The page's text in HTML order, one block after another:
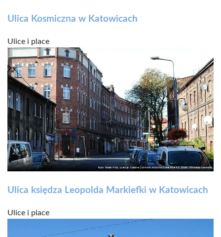
Ulica Kosmiczna w Katowicach
Ulice i place
Ulica księdza Leopolda Markiefki w Katowicach
Ulice i place